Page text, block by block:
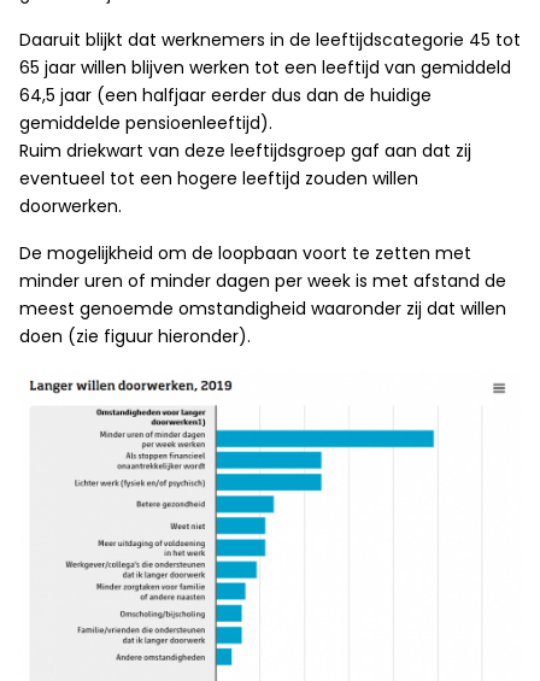
Daaruit blijkt dat werknemers in de leeftijdscategorie 45 tot
65 jaar willen blijven werken tot een leeftijd van gemiddeld
64,5 jaar (een halfjaar eerder dus dan de huidige
gemiddelde pensioenleeftijd).
Ruim driekwart van deze leeftijdsgroep gaf aan dat zij
eventueel tot een hogere leeftijd zouden willen
doorwerken.
De mogelijkheid om de loopbaan voort te zetten met
minder uren of minder dagen per week is met afstand de
meest genoemde omstandigheid waaronder zij dat willen
doen (zie figuur hieronder).